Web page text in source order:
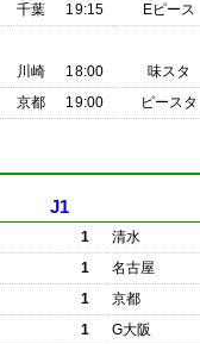
千葉 19:15
Eピース
川崎 18:00
味スタ
京都 19:00 ピースタ
J1
1
清水
1
名古屋
1
京都
1
G大阪